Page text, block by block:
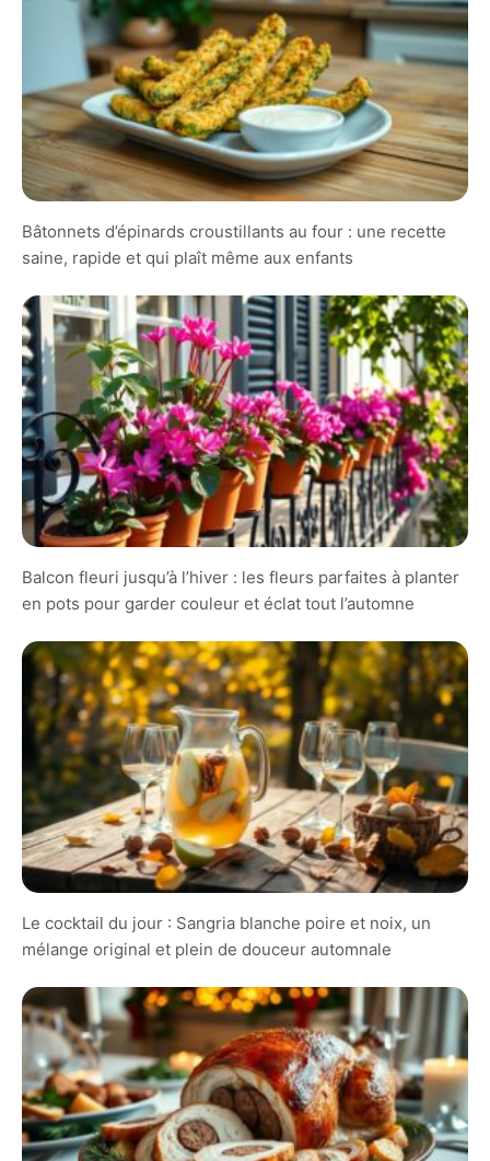
Bâtonnets d’épinards croustillants au four : une recette
saine, rapide et qui plaît même aux enfants
Balcon fleuri jusqu’à l’hiver : les fleurs parfaites à planter
en pots pour garder couleur et éclat tout l’automne
Le cocktail du jour : Sangria blanche poire et noix, un
mélange original et plein de douceur automnale